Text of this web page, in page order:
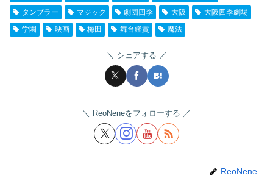
タンブラー
マジック 劇団四季 大阪
大阪四季劇場
学園
映画 梅田 舞台鑑賞 魔法
シェアする
ReoNeneをフォローする
ReoNene